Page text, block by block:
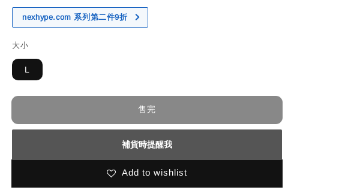
nexhype.com 系列第二件9折
大小
L
售完
補貨時提醒我
Add to wishlist